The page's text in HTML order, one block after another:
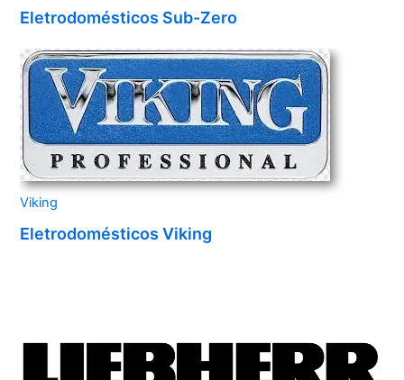
Eletrodomésticos Sub-Zero
Viking
Eletrodomésticos Viking